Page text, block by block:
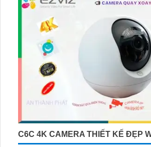
thuận tiện, đồng thời tích hợp tính năng
C6C 4K CAMERA THIẾT KẾ ĐẸP